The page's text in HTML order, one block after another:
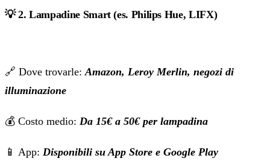
💡 2. Lampadine Smart (es. Philips Hue, LIFX)
🔗 Dove trovarle:Amazon, Leroy Merlin, negozi di
illuminazione
💰 Costo medio: Da 15€ a 50€ per lampadina
📱 App: Disponibili su App Store e Google Play